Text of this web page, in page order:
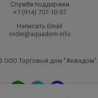
Служба поддержки
+7 (914) 707‑10‑57
Написать Email
order@aquadom.info
ООО Торговый дом "Аквадом".
.